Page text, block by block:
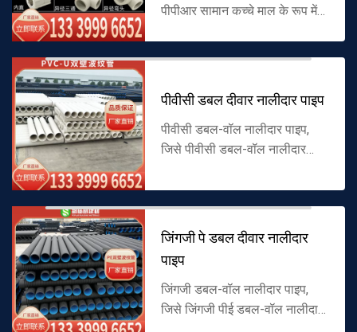
पीपीआर सामान कच्चे माल के रूप में
पीवीसी डबल दीवार नालीदार पाइप
पीवीसी डबल-वॉल नालीदार पाइप,
जिसे पीवीसी डबल-वॉल नालीदार
चिकनी आंतरिक दीवार और नालीदार
बाहरी दीवार पीवीसी पाइप है, जो अन...
जिंगजी पे डबल दीवार नालीदार
पाइप
जिंगजी डबल-वॉल नालीदार पाइप,
जिसे जिंगजी पीई डबल-वॉल नालीदार